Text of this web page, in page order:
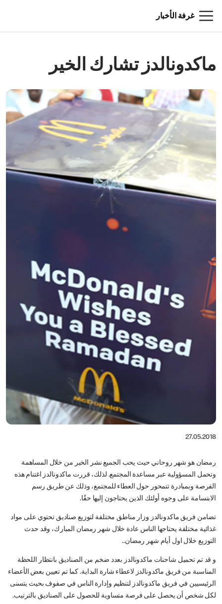
غرفة الأخبار
ماكدونالدز تشارك الخير
27.05.2018
رمضان هو شهر روحاني حيث يحب الجميع نشر الخير من خلال المساهمة
وتحمل المسؤولية عبر مساعدة المجتمع. لذلك، قررت ماكدونالدز اغتنام هذه
الفرصة وبمبادرة تتمحور حول العطاء للمجتمع، وذلك عن طريق رسم
الابتسامة على وجوه أولئك الذين يحتاجون إليها حقًا.
تضامن فريق ماكدونالدز وزار مناطق مختلفة لتوزيع صناديق تحتوي على مواد
غذائية مختلفة يحتاجها الناس عادة خلال شهر رمضان المبارك، وقد حدث
التوزيع خلال اول أيام شهر رمضان..
و قد تم تحميل شاحنات ماكدونالدز بعدد ضخم من الصناديق بانتظار اللحظة
المناسبة من فريق ماكدونالدز لاعطاء شارة البداية. كما تم تعيين بعض الأعضاء
الرئيسيين في فريق ماكدونالدز لتنظيم وإدارة الناس في صفوف بحيث يتسنى
لكل شخص أن يحصل على فرصة متساوية للحصول على الصناديق بالترتيب.